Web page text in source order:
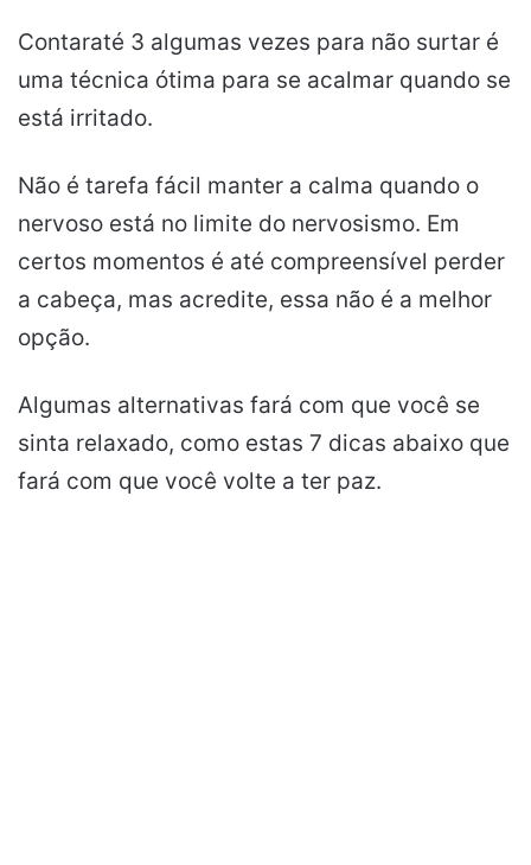
Contaraté 3 algumas vezes para não surtar é
uma técnica ótima para se acalmar quando se
está irritado.
Não é tarefa fácil manter a calma quando o
nervoso está no limite do nervosismo. Em
certos momentos é até compreensível perder
a cabeça, mas acredite, essa não é a melhor
opção.
Algumas alternativas fará com que você se
sinta relaxado, como estas 7 dicas abaixo que
fará com que você volte a ter paz.